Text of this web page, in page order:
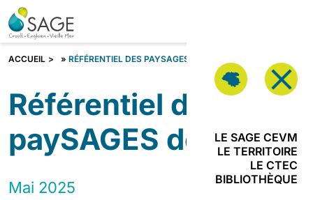
Aller au contenu
LE SAGE CEVM
LE TERRITOIRE
LE CTEC
BIBLIOTHÈQUE
Vous êtes ?
JE SUIS
PORTEUR DE
ACCUEIL » RÉFÉRENTIEL DES PAYSAGES DE L’EAU
Référentiel des
paySAGES de l’eau
Mai 2025